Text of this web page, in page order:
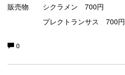
販売物 シクラメン 700円
プレクトランサス 700円
0